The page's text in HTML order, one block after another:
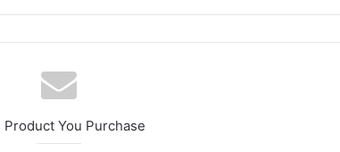
Product You Purchase